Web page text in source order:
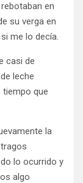
en
su verga en
me lo decía.
casi de
leche
que
la
lo ocurrido y
algo